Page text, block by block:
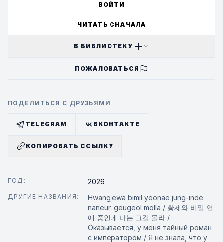
ВОЙТИ
ЧИТАТЬ СНАЧАЛА
В БИБЛИОТЕКУ
ПОЖАЛОВАТЬСЯ
ПОДЕЛИТЬСЯ С ДРУЗЬЯМИ
TELEGRAM ВКОНТАКТЕ
КОПИРОВАТЬ ССЫЛКУ
ГОД: 2026
ДРУГИЕ НАЗВАНИЯ:
Hwangjewa bimil yeonae jung-inde
naneun geugeol molla / 황제와 비밀 연
애 중인데 나는 그걸 몰라 /
Оказывается, у меня тайный роман
с императором / Я не знала, что у